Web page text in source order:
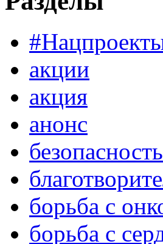
акции
акция
анонс
борьба с
борьба с